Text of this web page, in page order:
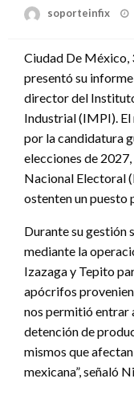
soporteinfix
Ciudad De México,
presentó su
director del
Industrial (IMPI).
por la candidatura
elecciones de
Nacional Electoral
ostenten un puesto
Durante su gestión
mediante la
Izazaga y Tepito
apócrifos
nos permitió entrar
detención de
mismos que
mexicana”, señaló